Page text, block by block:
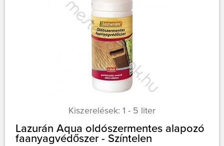
Kiszerelések: 1 - 5 liter
Lazurán Aqua oldószermentes alapozó
faanyagvédőszer - Színtelen